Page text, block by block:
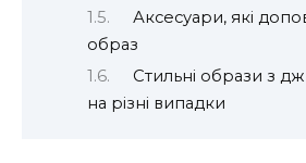
Аксесуари, які
образ
Стильні образи з
на різні випадки